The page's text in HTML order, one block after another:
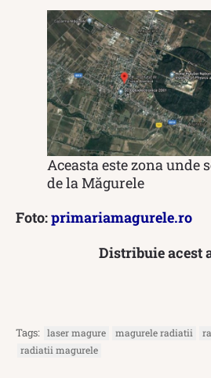
Aceasta este zona unde
de la Măgurele
Foto:primariamagurele.ro
Distribuie acest
Tags: laser magure magurele radiatii
radiatii magurele